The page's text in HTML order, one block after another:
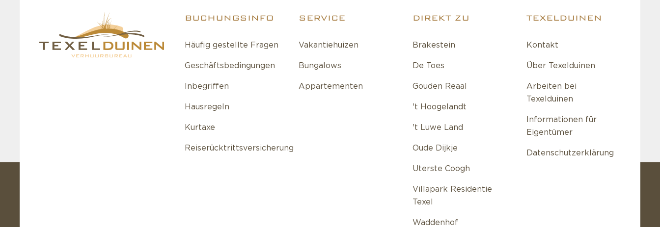
BUCHUNGSINFO
Häufig gestellte Fragen
Geschäftsbedingungen
Inbegriffen
Hausregeln
Kurtaxe
Reiserücktrittsversicherung
SERVICE
Vakantiehuizen
Bungalows
Appartementen
DIREKT ZU
Brakestein
De Toes
Gouden Reaal
't Hoogelandt
't Luwe Land
Oude Dijkje
Uterste Coogh
Villapark Residentie
Texel
Waddenhof
TEXELDUINEN
Kontakt
Über Texelduinen
Arbeiten bei
Texelduinen
Informationen für
Eigentümer
Datenschutzerklärung